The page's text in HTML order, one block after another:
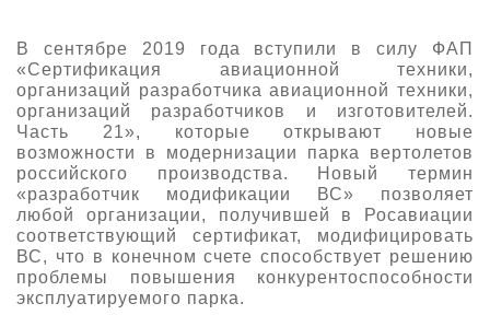
+7
(495)
477-
33-81
О выставке
Партнеры выставки
Крокус Экспо
Даты будущих выставок
Для участников
Заявка на участие
Для посетителей
В сентябре 2019 года вступили в силу ФАП
«Сертификация авиационной техники,
организаций разработчика авиационной техники,
организаций разработчиков и изготовителей.
Часть 21», которые открывают новые
возможности в модернизации парка вертолетов
российского производства. Новый термин
«разработчик модификации ВС» позволяет
любой организации, получившей в Росавиации
соответствующий сертификат, модифицировать
ВС, что в конечном счете способствует решению
проблемы повышения конкурентоспособности
эксплуатируемого парка.